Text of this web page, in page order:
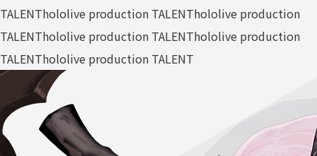
TALENThololive production TALENThololive production
TALENThololive production TALENThololive production
TALENThololive production TALENT